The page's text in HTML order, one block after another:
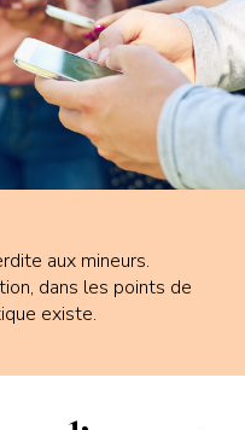
aux mineurs.
dans les points de
existe.